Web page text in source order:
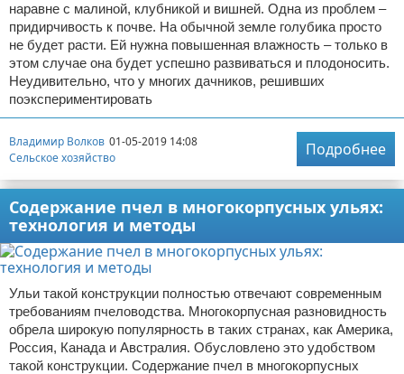
наравне с малиной, клубникой и вишней. Одна из проблем –
придирчивость к почве. На обычной земле голубика просто
не будет расти. Ей нужна повышенная влажность – только в
этом случае она будет успешно развиваться и плодоносить.
Неудивительно, что у многих дачников, решивших
поэкспериментировать
Владимир Волков 01-05-2019 14:08
Сельское хозяйство
Подробнее
Содержание пчел в многокорпусных ульях:
технология и методы
Ульи такой конструкции полностью отвечают современным
требованиям пчеловодства. Многокорпусная разновидность
обрела широкую популярность в таких странах, как Америка,
Россия, Канада и Австралия. Обусловлено это удобством
такой конструкции. Содержание пчел в многокорпусных